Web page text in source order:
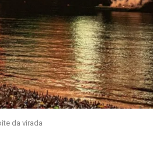
da virada